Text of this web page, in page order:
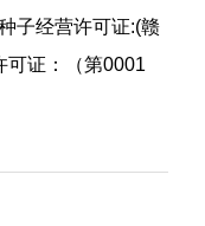
子经营许可证:(赣
可证：（第0001